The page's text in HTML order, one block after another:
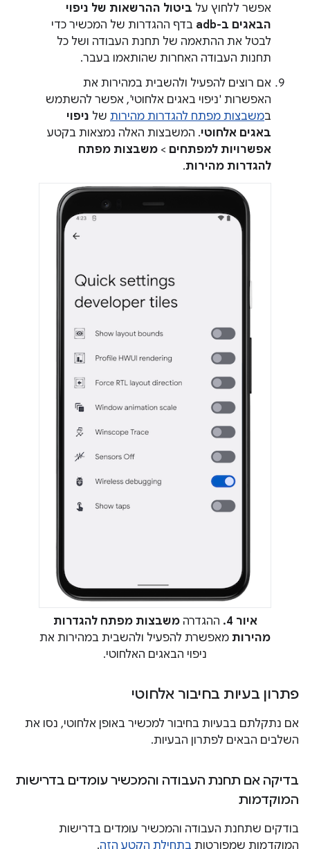
אפשר ללחוץ על ביטול ההרשאות של ניפוי
הבאגים ב-adb
בדף ההגדרות של המכשיר כדי
לבטל את ההתאמה של תחנת העבודה ושל כל
תחנות העבודה האחרות שהותאמו בעבר.
אם רוצים להפעיל ולהשבית במהירות את
האפשרות 'ניפוי באגים אלחוטי', אפשר להשתמש
במשבצות מפתח להגדרות מהירות של ניפוי
באגים אלחוטי. המשבצות האלה נמצאות בקטע
אפשרויות למפתחים > משבצות מפתח
להגדרות מהירות.
איור 4. ההגדרהמשבצות מפתח להגדרות
מהירות מאפשרת להפעיל ולהשבית במהירות את
ניפוי הבאגים האלחוטי.
פתרון בעיות בחיבור אלחוטי
אם נתקלתם בבעיות בחיבור למכשיר באופן אלחוטי, נסו את
השלבים הבאים לפתרון הבעיות.
בדיקה אם תחנת העבודה והמכשיר עומדים בדרישות
המוקדמות
בודקים שתחנת העבודה והמכשיר עומדים בדרישות
המוקדמות שמפורטות בתחילת הקטע הזה.